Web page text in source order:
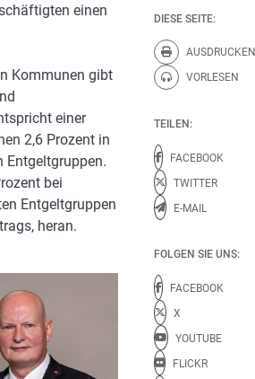
einen
Kommunen gibt
einer
2,6 Prozent in
Entgeltgruppen.
bei
Entgeltgruppen
heran.
DIESE SEITE:
AUSDRUCKEN
Diese
VORLESEN
Diese
TEILEN:
FACEBOOK
TWITTER
E-MAIL
FOLGEN SIE UNS:
FACEBOOK
X
YOUTUBE
FLICKR